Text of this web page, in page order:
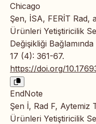
Chicago
Şen, İSA, FERİT Rad,
Ürünleri Yetiştiricilik
Değişikliği Bağlamında
17 (4): 361-67.
https://doi.org/
EndNote
Şen İ, Rad F, Aytemiz
Ürünleri Yetiştiricilik